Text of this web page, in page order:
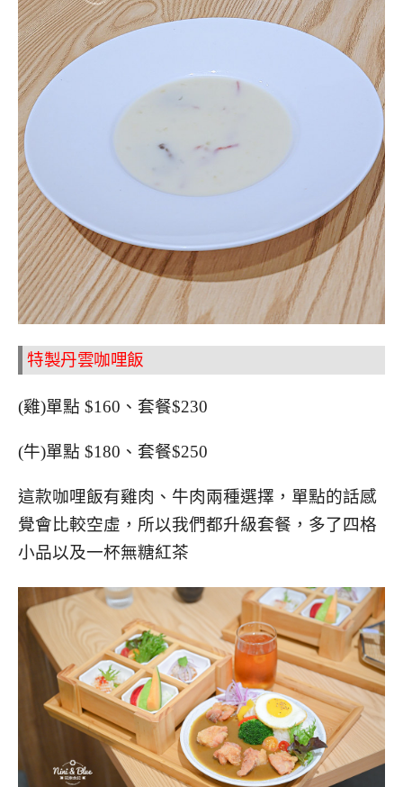
特製丹雲咖哩飯
(雞)單點 $160、套餐$230
(牛)單點 $180、套餐$250
這款咖哩飯有雞肉、牛肉兩種選擇，單點的話感
覺會比較空虛，所以我們都升級套餐，多了四格
小品以及一杯無糖紅茶